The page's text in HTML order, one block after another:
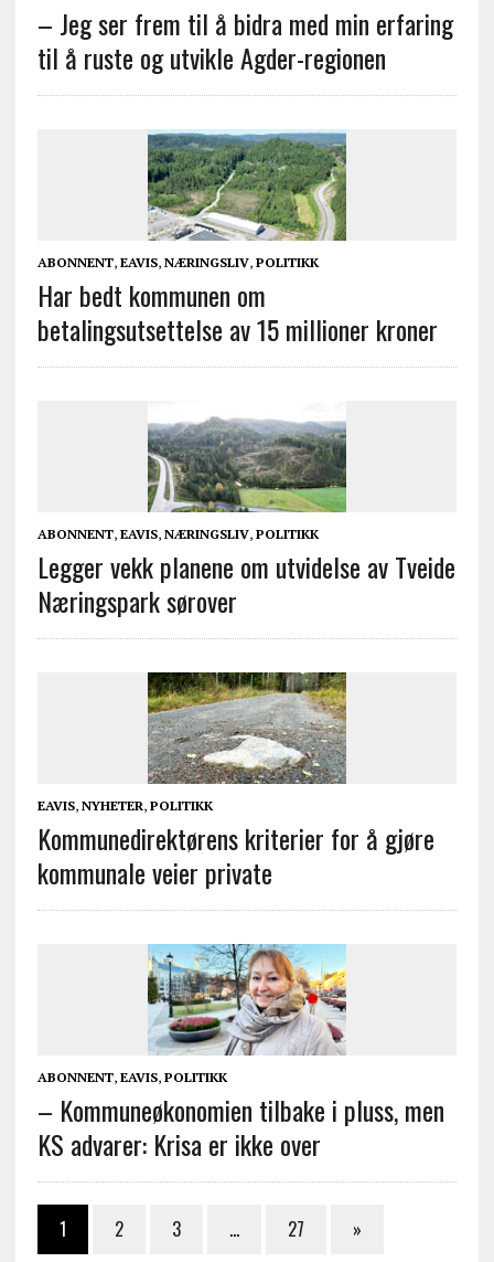
– Jeg ser frem til å bidra med min erfaring
til å ruste og utvikle Agder-regionen
ABONNENT, EAVIS, NÆRINGSLIV, POLITIKK
Har bedt kommunen om
betalingsutsettelse av 15 millioner kroner
ABONNENT, EAVIS, NÆRINGSLIV, POLITIKK
Legger vekk planene om utvidelse av Tveide
Næringspark sørover
EAVIS, NYHETER, POLITIKK
Kommunedirektørens kriterier for å gjøre
kommunale veier private
ABONNENT, EAVIS, POLITIKK
– Kommuneøkonomien tilbake i pluss, men
KS advarer: Krisa er ikke over
1 2 3 … 27 »